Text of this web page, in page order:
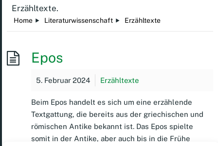
Erzähltexte.
Home Literaturwissenschaft Erzähltexte
Epos
5. Februar 2024 Erzähltexte
Beim Epos handelt es sich um eine erzählende
Textgattung, die bereits aus der griechischen und
römischen Antike bekannt ist. Das Epos spielte
somit in der Antike, aber auch bis in die Frühe